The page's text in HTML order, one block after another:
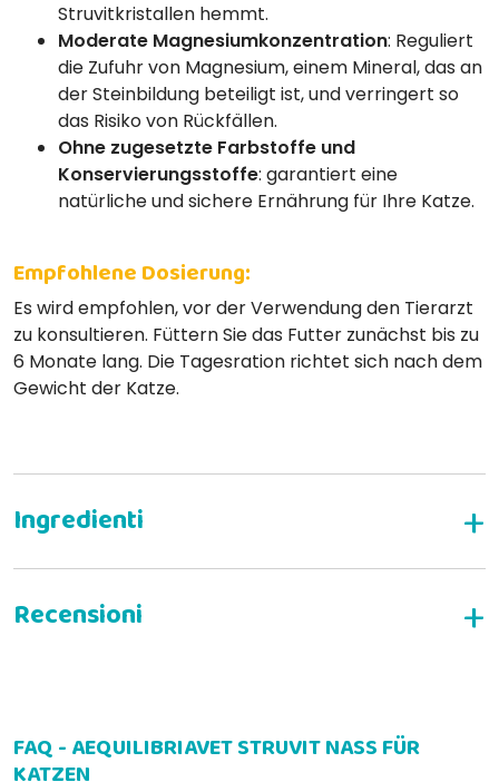
Struvitkristallen hemmt.
Moderate Magnesiumkonzentration: Reguliert
die Zufuhr von Magnesium, einem Mineral, das an
der Steinbildung beteiligt ist, und verringert so
das Risiko von Rückfällen.
Ohne zugesetzte Farbstoffe und
Konservierungsstoffe: garantiert eine
natürliche und sichere Ernährung für Ihre Katze.
Empfohlene Dosierung:
Es wird empfohlen, vor der Verwendung den Tierarzt
zu konsultieren. Füttern Sie das Futter zunächst bis zu
6 Monate lang. Die Tagesration richtet sich nach dem
Gewicht der Katze.
Stefano G
15-04-2021
FAQ - AEQUILIBRIAVET STRUVIT NASS FÜR
KATZEN